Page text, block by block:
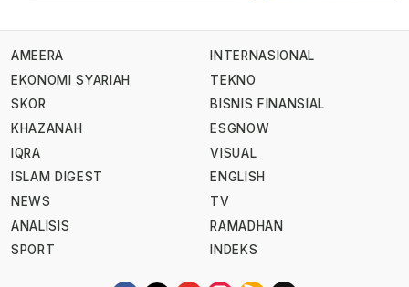
AMEERA
EKONOMI SYARIAH
SKOR
KHAZANAH
IQRA
ISLAM DIGEST
NEWS
ANALISIS
SPORT
INTERNASIONAL
TEKNO
BISNIS FINANSIAL
ESGNOW
VISUAL
ENGLISH
TV
RAMADHAN
INDEKS